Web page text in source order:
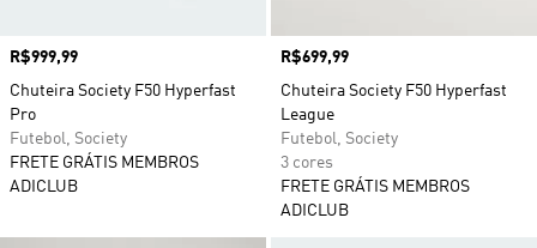
Preço
R$999,99
Chuteira Society F50 Hyperfast
Pro
Futebol, Society
FRETE GRÁTIS MEMBROS
ADICLUB
Preço
R$699,99
Chuteira Society F50 Hyperfast
League
Futebol, Society
3 cores
FRETE GRÁTIS MEMBROS
ADICLUB